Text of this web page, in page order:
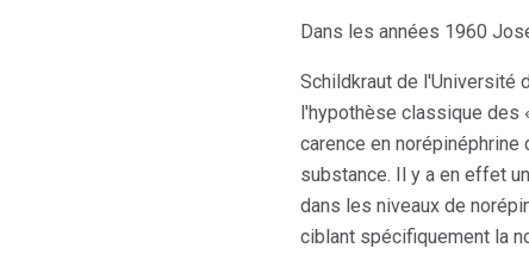
Dans les années 1960
Schildkraut de l'Université
l'hypothèse classique des
carence en
substance. Il y a en effet
dans les niveaux de
ciblant spécifiquement la